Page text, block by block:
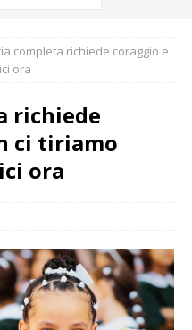
completa richiede coraggio e
ora
richiede
ci tiriamo
ora